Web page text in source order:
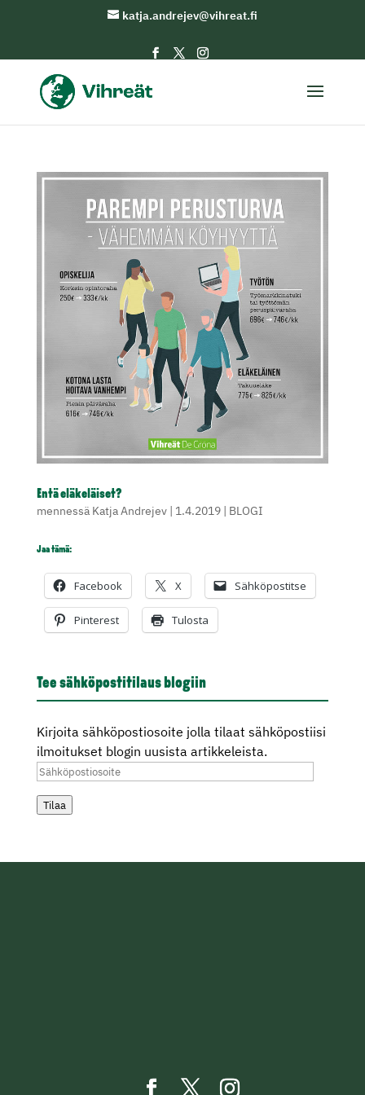
katja.andrejev@vihreat.fi
Entä eläkeläiset?
mennessä Katja Andrejev| 1.4.2019| BLOGI
Jaa tämä:
Facebook X Sähköpostitse
Pinterest Tulosta
Tee sähköpostitilaus blogiin
Kirjoita sähköpostiosoite jolla tilaat sähköpostiisi
ilmoitukset blogin uusista artikkeleista.
Sähköpostiosoite
Tilaa